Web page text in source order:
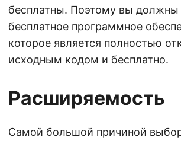
бесплатны. Поэтому вы должны
бесплатное программное
которое является полностью
исходным кодом и бесплатно.
Расширяемость
Самой большой причиной